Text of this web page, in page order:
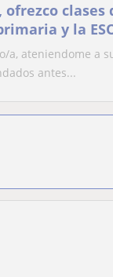
clases
y la
a, ateniendome a
antes...